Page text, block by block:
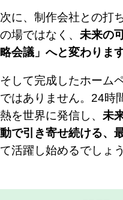
次に、制作会社との打
の場ではなく、 未来の
略会議」へと変わります
そして完成したホーム
ではありません。24時
熱を世界に発信し、 未
動で引き寄せ続ける、
て活躍し始めるでしょう